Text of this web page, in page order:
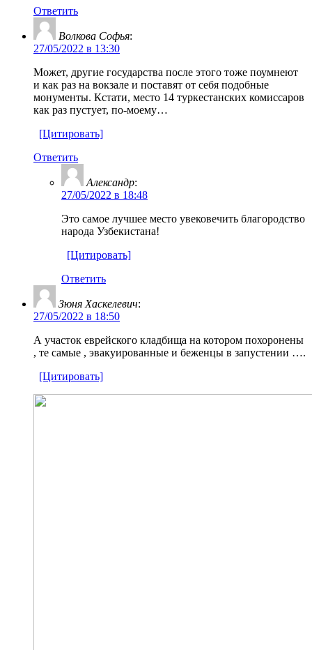
Ответить
Волкова Софья:
27/05/2022 в 13:30
Может, другие государства после этого тоже поумнеют
и как раз на вокзале и поставят от себя подобные
монументы. Кстати, место 14 туркестанских комиссаров
как раз пустует, по-моему…
[Цитировать]
Ответить
Александр:
27/05/2022 в 18:48
Это самое лучшее место увековечить благородство
народа Узбекистана!
[Цитировать]
Ответить
Зюня Хаскелевич:
27/05/2022 в 18:50
А участок еврейского кладбища на котором похоронены
, те самые , эвакуированные и беженцы в запустении ….
[Цитировать]